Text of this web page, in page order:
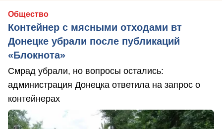
Общество
Контейнер с мясными отходами вт
Донецке убрали после публикаций
«Блокнота»
Смрад убрали, но вопросы остались:
администрация Донецка ответила на запрос о
контейнерах